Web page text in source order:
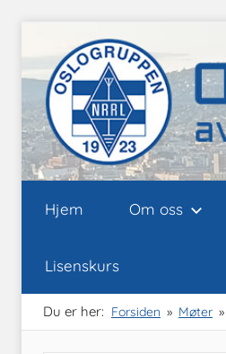
to
content
av
NRRL
Hjem Om oss
Lisenskurs
Du er her: Forsiden Møter